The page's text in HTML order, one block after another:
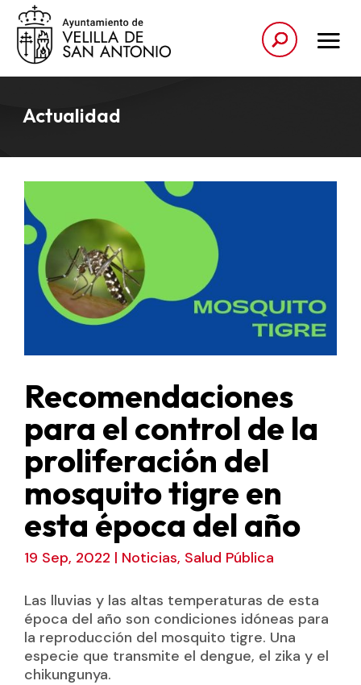
Actualidad
Recomendaciones
para el control de la
proliferación del
mosquito tigre en
esta época del año
19 Sep, 2022 | Noticias, Salud Pública
Las lluvias y las altas temperaturas de esta
época del año son condiciones idóneas para
la reproducción del mosquito tigre. Una
especie que transmite el dengue, el zika y el
chikungunya.